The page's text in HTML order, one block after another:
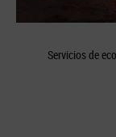
Servicios de